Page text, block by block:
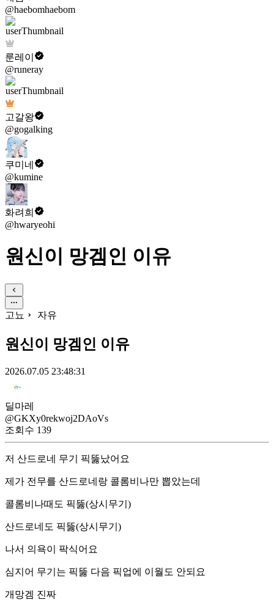
@haebomhaebom
룬레이
@runeray
고갈왕
@gogalking
쿠미네
@kumine
화려희
@hwaryeohi
원신이 망겜인 이유
고뇨 자유
원신이 망겜인 이유
2026.07.05 23:48:31
딜마레
@GKXy0rekwoj2DAoVs
조회수 139
저 산드로네 무기 픽뚫났어요
제가 전무를 산드로네랑 콜롬비나만 뽑았는데
콜롬비나때도 픽뚫(상시무기)
산드로네도 픽뚫(상시무기)
나서 의욕이 팍식어요
심지어 무기는 픽뚫 다음 픽업에 이월도 안되요
개망겜 진짜